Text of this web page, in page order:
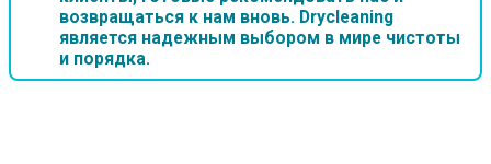
возвращаться к нам вновь. Drycleaning
является надежным выбором в мире чистоты
и порядка.